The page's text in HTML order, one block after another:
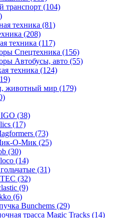
транспорт (104)
техника (81)
(208)
техника (117)
Спецтехника (156)
Автобусы, авто (55)
техника (124)
животный мир (179)
(38)
(17)
(73)
О-Мик (25)
(30)
(14)
(31)
(32)
(9)
(6)
Bunchems (29)
трасса Magic Tracks (14)